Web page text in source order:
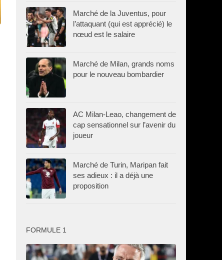
Marché de la Juventus, pour
l’attaquant (qui est apprécié) le
nœud est le salaire
Marché de Milan, grands noms
pour le nouveau bombardier
AC Milan-Leao, changement de
cap sensationnel sur l’avenir du
joueur
Marché de Turin, Maripan fait
ses adieux : il a déjà une
proposition
FORMULE 1